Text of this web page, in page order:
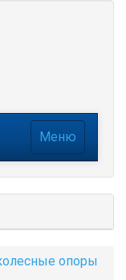
Меню
опоры